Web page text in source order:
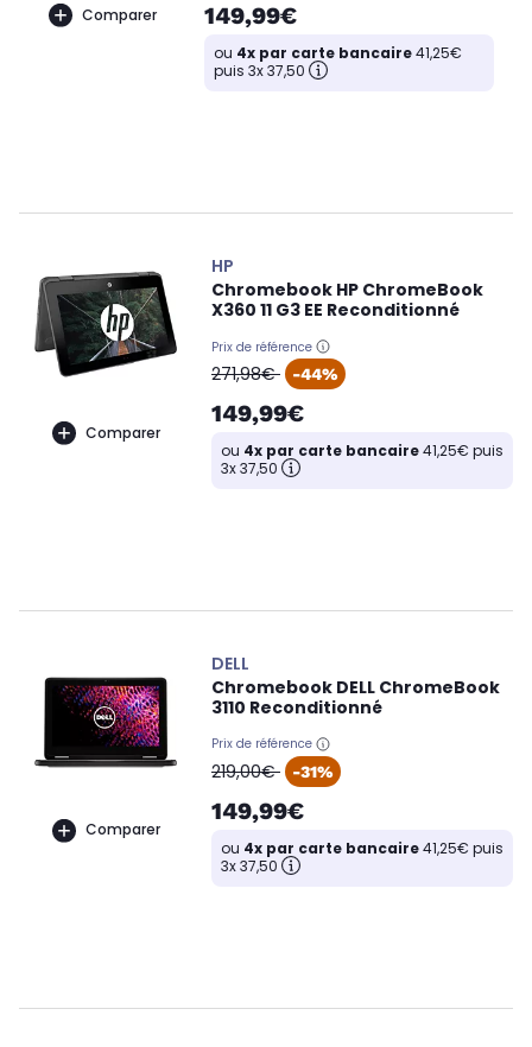
Comparer 149,99€
ou 4x par carte bancaire41,25€
puis 3x 37,50
Comparer
HP
Chromebook HP ChromeBook
X360 11 G3 EE Reconditionné
Prix de référence
oldPrice
271,98€ -44%
149,99€
ou 4x par carte bancaire41,25€ puis
3x 37,50
Comparer
DELL
Chromebook DELL ChromeBook
3110 Reconditionné
Prix de référence
oldPrice
219,00€ -31%
149,99€
ou 4x par carte bancaire41,25€ puis
3x 37,50